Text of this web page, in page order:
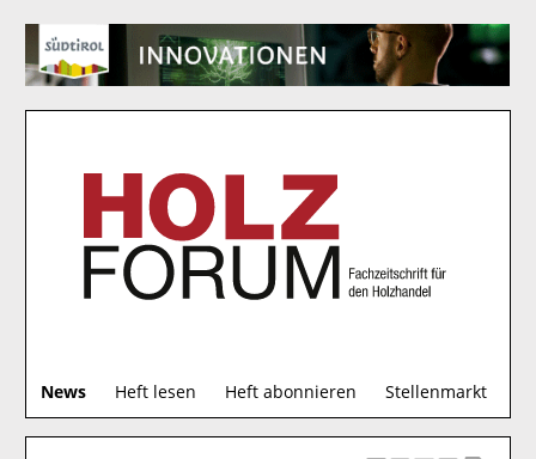
News Heft lesen Heft abonnieren Stellenmarkt
u
c